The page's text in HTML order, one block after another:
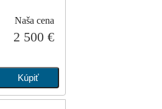
Naša cena
2 500 €